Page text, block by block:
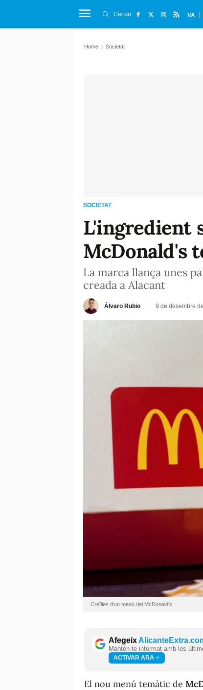
Cercar VA
Home Societat
SOCIETAT
L'ingredient
McDonald's
La marca llança unes
creada a Alacant
Álvaro Rubio 9 de desembre
Creïlles d'un menú del McDonald's
Afegeix
Mantén-te informat amb les
ACTIVAR ARA
El nou menú temàtic de